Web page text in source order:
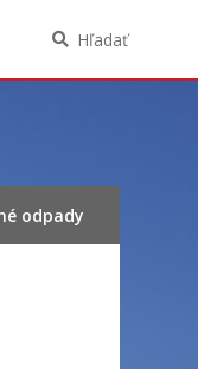
funkcionára
Hľadať
odpady